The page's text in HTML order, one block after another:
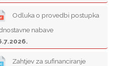
Odluka o provedbi postupka
nabave
Zahtjev za sufinanciranje